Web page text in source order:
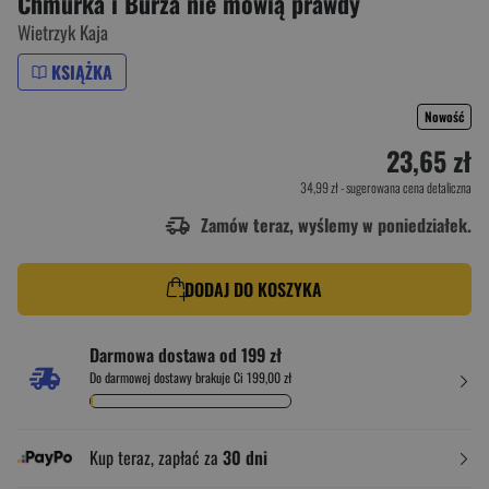
Wietrzyk Kaja
KSIĄŻKA
Nowość
23,65 zł
34,99 zł- sugerowana cena detaliczna
Zamów teraz, wyślemy w poniedziałek.
DODAJ DO KOSZYKA
Darmowa dostawa od 199 zł
Do darmowej dostawy brakuje Ci 199,00 zł
Kup teraz, zapłać za 30 dni